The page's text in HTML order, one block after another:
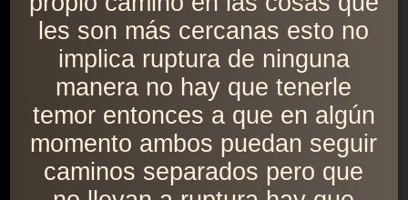
les son más cercanas esto no
implica ruptura de ninguna
manera no hay que tenerle
temor entonces a que en algún
momento ambos puedan seguir
caminos separados pero que